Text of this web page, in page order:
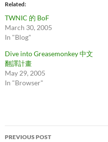
Related
TWNIC 的 BoF
March 30, 2005
In "Blog"
Dive into Greasemonkey 中文
翻譯計畫
May 29, 2005
In "Browser"
Post
PREVIOUS POST